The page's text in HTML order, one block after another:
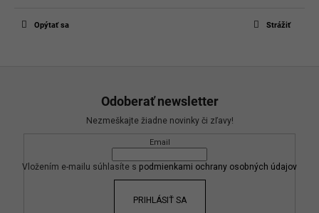
Opýtať sa Strážiť
sa
alebo sa
Odoberať newsletter
Nezmeškajte žiadne novinky či zľavy!
Email
Vložením e-mailu súhlasíte s podmienkami ochrany osobných údajov
PRIHLÁSIŤ SA